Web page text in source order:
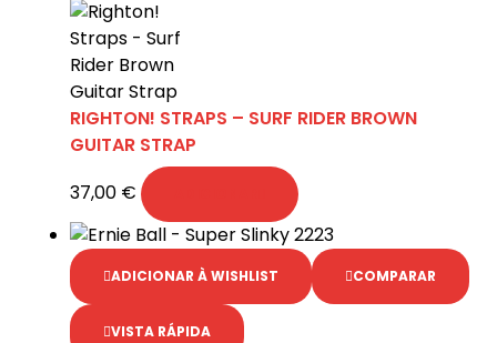
RIGHTON! STRAPS – SURF RIDER BROWN
GUITAR STRAP
37,00 €
ADICIONAR À WISHLIST COMPARAR
VISTA RÁPIDA